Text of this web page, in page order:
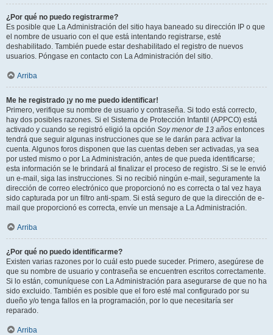
¿Por qué no puedo registrarme?
Es posible que La Administración del sitio haya baneado su dirección IP o que
el nombre de usuario con el que está intentando registrarse, esté
deshabilitado. También puede estar deshabilitado el registro de nuevos
usuarios. Póngase en contacto con La Administración del sitio.
Arriba
Me he registrado ¡y no me puedo identificar!
Primero, verifique su nombre de usuario y contraseña. Si todo está correcto,
hay dos posibles razones. Si el Sistema de Protección Infantil (APPCO) está
activado y cuando se registró eligió la opción Soy menor de 13 años entonces
tendrá que seguir algunas instrucciones que se le darán para activar la
cuenta. Algunos foros disponen que las cuentas deben ser activadas, ya sea
por usted mismo o por La Administración, antes de que pueda identificarse;
esta información se le brindará al finalizar el proceso de registro. Si se le envió
un e-mail, siga las instrucciones. Si no recibió ningún e-mail, seguramente la
dirección de correo electrónico que proporcionó no es correcta o tal vez haya
sido capturada por un filtro anti-spam. Si está seguro de que la dirección de e-
mail que proporcionó es correcta, envíe un mensaje a La Administración.
Arriba
¿Por qué no puedo identificarme?
Existen varias razones por lo cuál esto puede suceder. Primero, asegúrese de
que su nombre de usuario y contraseña se encuentren escritos correctamente.
Si lo están, comuníquese con La Administración para asegurarse de que no ha
sido excluido. También es posible que el foro esté mal configurado por su
dueño y/o tenga fallos en la programación, por lo que necesitaría ser
reparado.
Arriba